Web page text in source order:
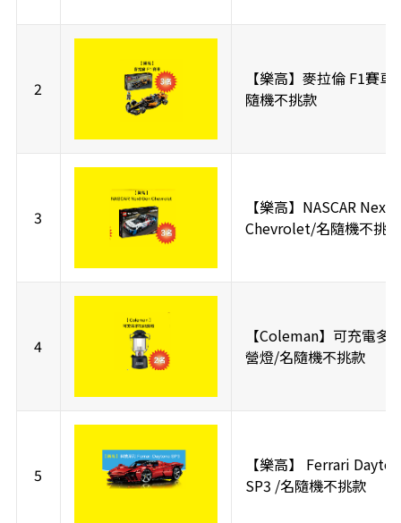
2
【樂高】麥拉倫 F1賽車
隨機不挑款
3
【樂高】NASCAR Next
Chevrolet/名隨機不挑款
4
【Coleman】可充電多
營燈/名隨機不挑款
5
【樂高】 Ferrari
SP3 /名隨機不挑款